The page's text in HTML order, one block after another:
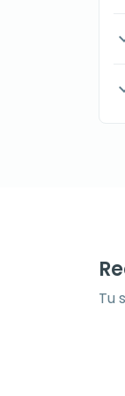
Tu